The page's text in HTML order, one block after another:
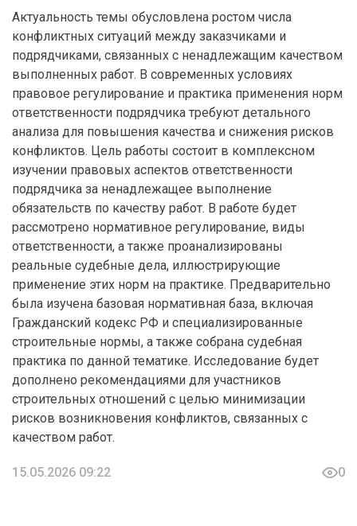
Актуальность темы обусловлена ростом числа
конфликтных ситуаций между заказчиками и
подрядчиками, связанных с ненадлежащим качеством
выполненных работ. В современных условиях
правовое регулирование и практика применения норм
ответственности подрядчика требуют детального
анализа для повышения качества и снижения рисков
конфликтов. Цель работы состоит в комплексном
изучении правовых аспектов ответственности
подрядчика за ненадлежащее выполнение
обязательств по качеству работ. В работе будет
рассмотрено нормативное регулирование, виды
ответственности, а также проанализированы
реальные судебные дела, иллюстрирующие
применение этих норм на практике. Предварительно
была изучена базовая нормативная база, включая
Гражданский кодекс РФ и специализированные
строительные нормы, а также собрана судебная
практика по данной тематике. Исследование будет
дополнено рекомендациями для участников
строительных отношений с целью минимизации
рисков возникновения конфликтов, связанных с
качеством работ.
15.05.2026 09:22 0